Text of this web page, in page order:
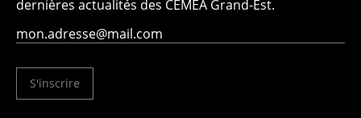
dernières actualités des CEMEA Grand-Est.
S'inscrire